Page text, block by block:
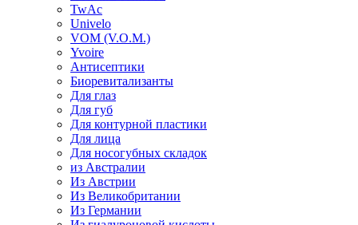
TwAc
Univelo
VOM (V.O.M.)
Yvoire
Антисептики
Биоревитализанты
Для глаз
Для губ
Для контурной пластики
Для лица
Для носогубных складок
из Австралии
Из Австрии
Из Великобритании
Из Германии